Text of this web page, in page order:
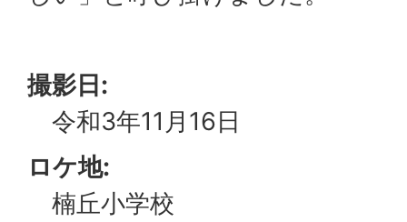
撮影日:
令和3年11月16日
ロケ地:
楠丘小学校